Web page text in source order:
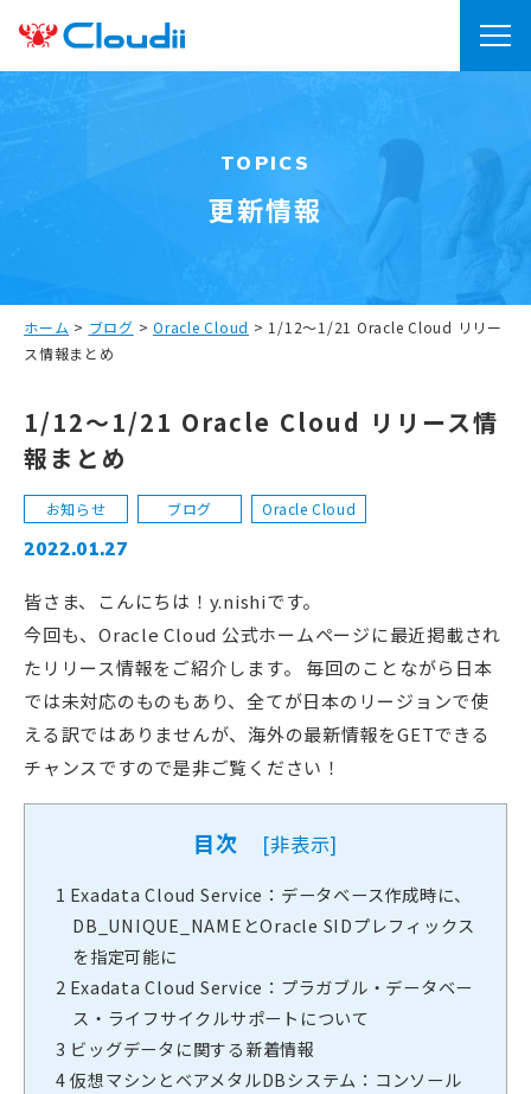
TOPICS
更新情報
ホーム > ブログ > Oracle Cloud > 1/12〜1/21 Oracle Cloud リリー
ス情報まとめ
1/12〜1/21 Oracle Cloud リリース情
報まとめ
お知らせ ブログ Oracle Cloud
2022.01.27
皆さま、こんにちは！y.nishiです。
今回も、Oracle Cloud 公式ホームページに最近掲載され
たリリース情報をご紹介します。 毎回のことながら日本
では未対応のものもあり、全てが日本のリージョンで使
える訳ではありませんが、海外の最新情報をGETできる
チャンスですので是非ご覧ください！
目次 [非表示]
1 Exadata Cloud Service：データベース作成時に、
DB_UNIQUE_NAMEとOracle SIDプレフィックス
を指定可能に
2 Exadata Cloud Service：プラガブル・データベー
ス・ライフサイクルサポートについて
3 ビッグデータに関する新着情報
4仮想マシンとベアメタルDBシステム：コンソール